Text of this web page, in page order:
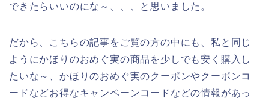
できたらいいのにな～、、、と思いました。
だから、こちらの記事をご覧の方の中にも、私と同じ
ようにかほりのおめぐ実の商品を少しでも安く購入し
たいな～、かほりのおめぐ実のクーポンやクーポンコ
ードなどお得なキャンペーンコードなどの情報があっ